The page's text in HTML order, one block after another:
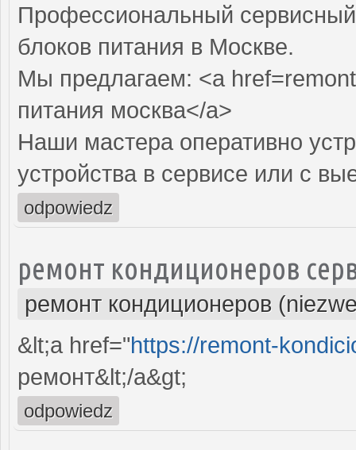
Профессиональный
блоков питания в Москве.
Мы предлагаем: <a
питания москва</a>
Наши мастера оперативно
устройства в сервисе или с
odpowiedz
ремонт кондиционеров
ремонт кондиционеров
&lt;a href="https://remont-
ремонт&lt;/a&gt;
odpowiedz